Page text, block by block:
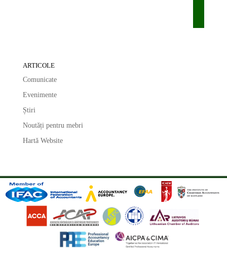
ARTICOLE
Comunicate
Evenimente
Știri
Noutăți pentru mebri
Hartă Website